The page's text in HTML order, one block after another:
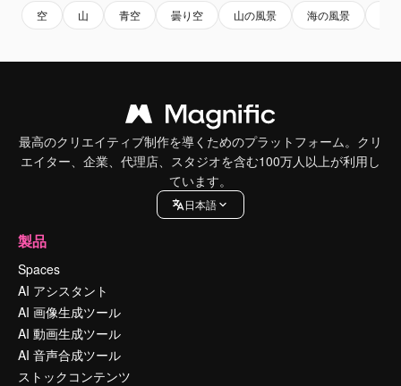
空 山 青空 曇り空 山の風景 海の風景
最高のクリエイティブ制作を導くためのプラットフォーム。クリ
エイター、企業、代理店、スタジオを含む100万人以上が利用し
ています。
日本語
製品
Spaces
AI アシスタント
AI 画像生成ツール
AI 動画生成ツール
AI 音声合成ツール
ストックコンテンツ